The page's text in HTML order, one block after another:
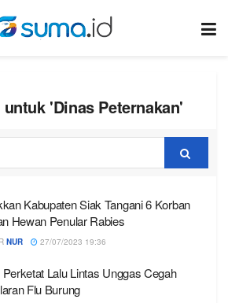
'Dinas Peternakan'
Kabupaten Siak Tangani 6 Korban
Hewan Penular Rabies
NUR 27/07/2023 19:36
Lalu Lintas Unggas Cegah
Flu Burung